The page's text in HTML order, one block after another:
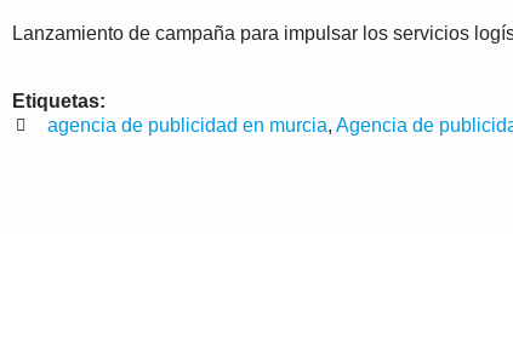
Lanzamiento de campaña para impulsar los servicios
Etiquetas:
agencia de publicidad en murcia, Agencia de